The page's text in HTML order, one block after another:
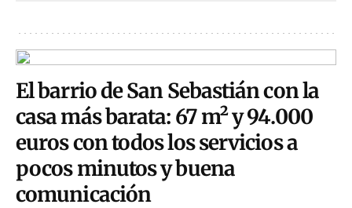
El barrio de San Sebastián con la
casa más barata: 67 m² y 94.000
euros con todos los servicios a
pocos minutos y buena
comunicación